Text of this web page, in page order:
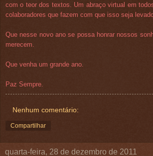
com o teor dos textos. Um abraço virtual em
colaboradores que fazem com que isso seja
Que nesse novo ano se possa honrar nossos
merecem.
Que venha um grande ano.
Paz Sempre.
Nenhum comentário:
Compartilhar
quarta-feira, 28 de dezembro de 2011